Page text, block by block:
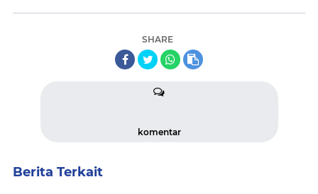
SHARE
komentar
Berita Terkait